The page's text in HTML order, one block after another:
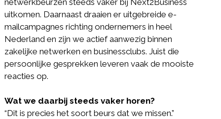
netwerkbeurzen steeds vaker bij Next2Business
uitkomen. Daarnaast draaien er uitgebreide e-
mailcampagnes richting ondernemers in heel
Nederland en zijn we actief aanwezig binnen
zakelijke netwerken en businessclubs. Juist die
persoonlijke gesprekken leveren vaak de mooiste
reacties op.
Wat we daarbij steeds vaker horen?
“Dit is precies het soort beurs dat we missen.”